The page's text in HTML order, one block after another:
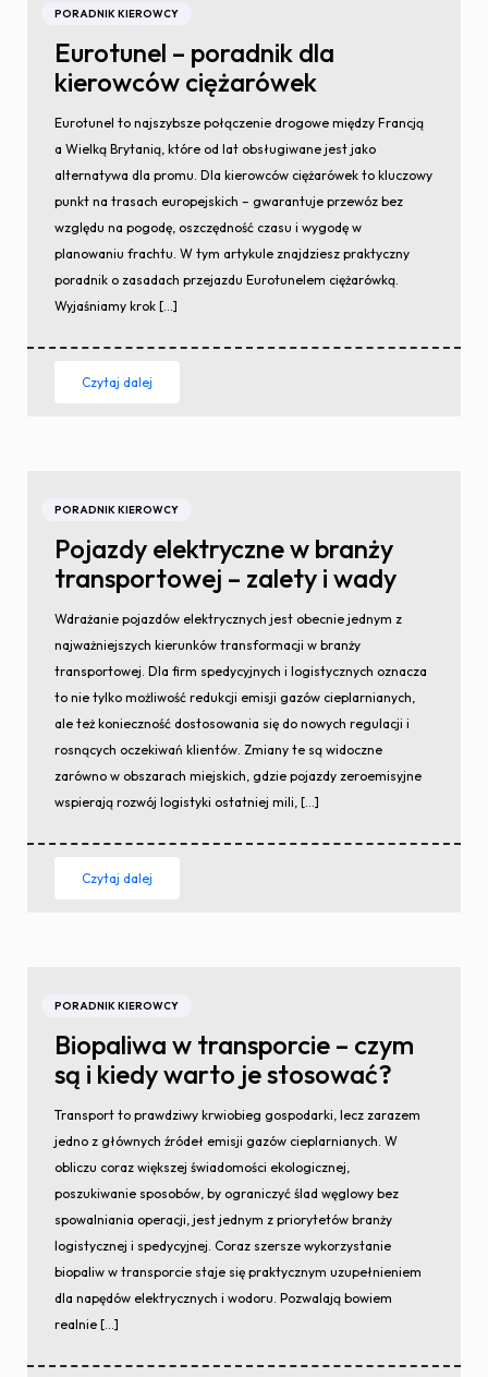
PORADNIK KIEROWCY
Eurotunel – poradnik dla
kierowców ciężarówek
Eurotunel to najszybsze połączenie drogowe między Francją
a Wielką Brytanią, które od lat obsługiwane jest jako
alternatywa dla promu. Dla kierowców ciężarówek to kluczowy
punkt na trasach europejskich – gwarantuje przewóz bez
względu na pogodę, oszczędność czasu i wygodę w
planowaniu frachtu. W tym artykule znajdziesz praktyczny
poradnik o zasadach przejazdu Eurotunelem ciężarówką.
Wyjaśniamy krok […]
Czytaj dalej
PORADNIK KIEROWCY
Pojazdy elektryczne w branży
transportowej – zalety i wady
Wdrażanie pojazdów elektrycznych jest obecnie jednym z
najważniejszych kierunków transformacji w branży
transportowej. Dla firm spedycyjnych i logistycznych oznacza
to nie tylko możliwość redukcji emisji gazów cieplarnianych,
ale też konieczność dostosowania się do nowych regulacji i
rosnących oczekiwań klientów. Zmiany te są widoczne
zarówno w obszarach miejskich, gdzie pojazdy zeroemisyjne
wspierają rozwój logistyki ostatniej mili, […]
Czytaj dalej
PORADNIK KIEROWCY
Biopaliwa w transporcie – czym
są i kiedy warto je stosować?
Transport to prawdziwy krwiobieg gospodarki, lecz zarazem
jedno z głównych źródeł emisji gazów cieplarnianych. W
obliczu coraz większej świadomości ekologicznej,
poszukiwanie sposobów, by ograniczyć ślad węglowy bez
spowalniania operacji, jest jednym z priorytetów branży
logistycznej i spedycyjnej. Coraz szersze wykorzystanie
biopaliw w transporcie staje się praktycznym uzupełnieniem
dla napędów elektrycznych i wodoru. Pozwalają bowiem
realnie […]